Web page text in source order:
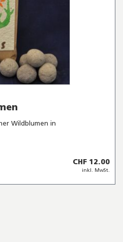
Wildblumen in
CHF 12.00
inkl. MwSt.